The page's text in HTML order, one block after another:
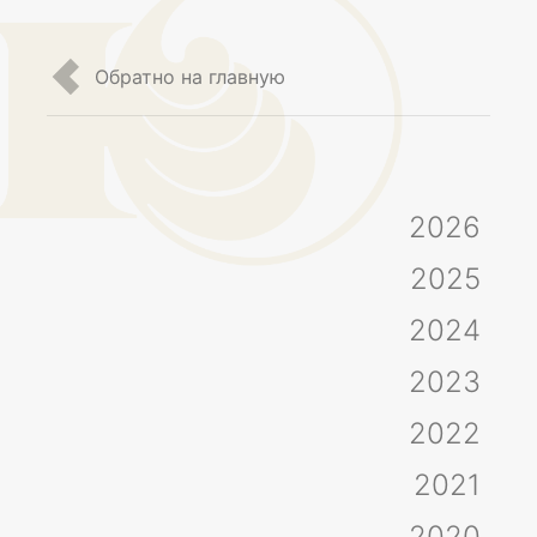
Обратно на главную
2026
2025
2024
2023
2022
2021